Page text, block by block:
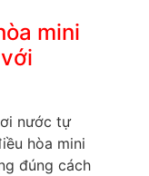
mini
nước tự
hòa mini
đúng cách